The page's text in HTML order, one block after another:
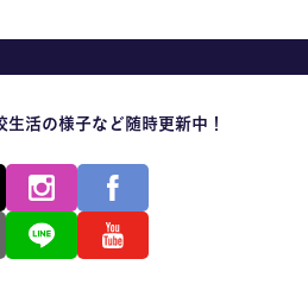
生活の様子など随時更新中！